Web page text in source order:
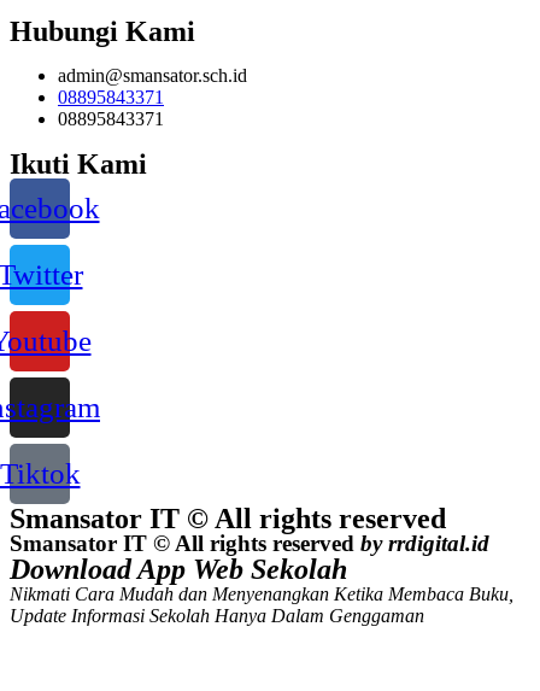
Hubungi Kami
admin@smansator.sch.id
08895843371
08895843371
Ikuti Kami
Tiktok
Smansator IT © All rights reserved
Smansator IT © All rights reserved by rrdigital.id
Download App Web Sekolah
Nikmati Cara Mudah dan Menyenangkan Ketika Membaca Buku,
Update Informasi Sekolah Hanya Dalam Genggaman